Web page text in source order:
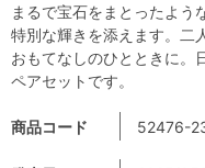
商品コード 52476-
まるで宝石をまとったよう
特別な輝きを添えます。二
おもてなしのひとときに。
ペアセットです。